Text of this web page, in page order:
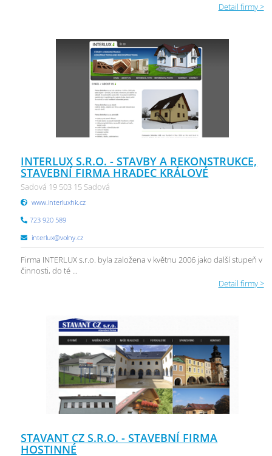
Detail firmy >
INTERLUX S.R.O. - STAVBY A REKONSTRUKCE,
STAVEBNÍ FIRMA HRADEC KRÁLOVÉ
Sadová 19 503 15 Sadová
www.interluxhk.cz
723 920 589
interlux@volny.cz
Firma INTERLUX s.r.o. byla založena v květnu 2006 jako další stupeň v
činnosti, do té ...
Detail firmy >
STAVANT CZ S.R.O. - STAVEBNÍ FIRMA
HOSTINNÉ